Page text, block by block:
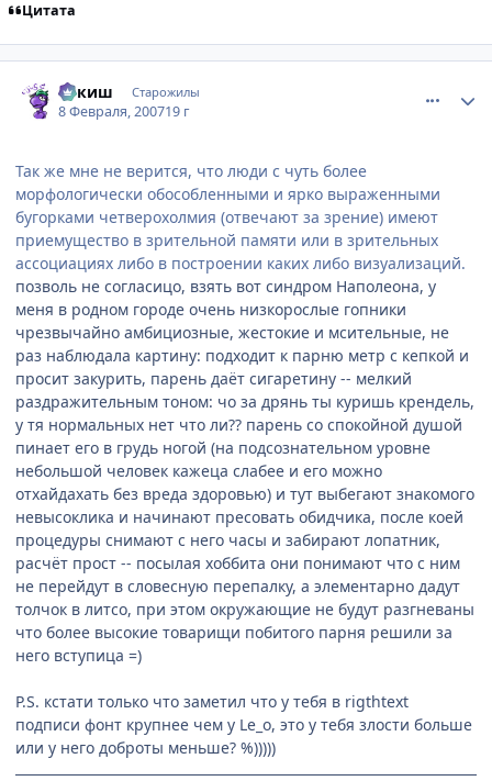
Цитата
апкиш Старожилы
8 Февраля, 200719 г
Так же мне не верится, что люди с чуть более
морфологически обособленными и ярко выраженными
бугорками четверохолмия (отвечают за зрение) имеют
приемущество в зрительной памяти или в зрительных
ассоциациях либо в построении каких либо визуализаций.
позволь не согласицо, взять вот синдром Наполеона, у
меня в родном городе очень низкорослые гопники
чрезвычайно амбициозные, жестокие и мсительные, не
раз наблюдала картину: подходит к парню метр с кепкой и
просит закурить, парень даёт сигаретину -- мелкий
раздражительным тоном: чо за дрянь ты куришь крендель,
у тя нормальных нет что ли?? парень со спокойной душой
пинает его в грудь ногой (на подсознательном уровне
небольшой человек кажеца слабее и его можно
отхайдахать без вреда здоровью) и тут выбегают знакомого
невысоклика и начинают пресовать обидчика, после коей
процедуры снимают с него часы и забирают лопатник,
расчёт прост -- посылая хоббита они понимают что с ним
не перейдут в словесную перепалку, а элементарно дадут
толчок в литсо, при этом окружающие не будут разгневаны
что более высокие товарищи побитого парня решили за
него вступица =)
P.S. кстати только что заметил что у тебя в rigthtext
подписи фонт крупнее чем у Le_o, это у тебя злости больше
или у него доброты меньше? %)))))